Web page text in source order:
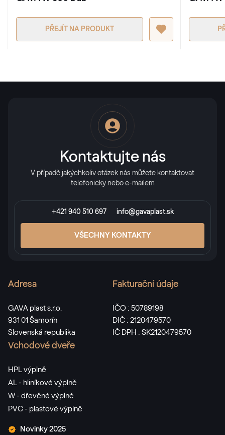
PŘEJÍT NA PRODUKT
Kontaktujte nás
V případě jakýchkoliv otázek nás můžete kontaktovat
telefonicky nebo e-mailem
+421 940 510 697 info@gavaplast.sk
VŠECHNY KONTAKTY
Adresa
GAVA plast s.r.o.
931 01 Šamorín
Slovenská republika
Fakturační údaje
IČO : 50789198
DIČ : 2120479570
IČ DPH : SK2120479570
Vchodové dveře
HPL výplně
AL - hliníkové výplně
W - dřevěné výplně
PVC - plastové výplně
Novinky 2025